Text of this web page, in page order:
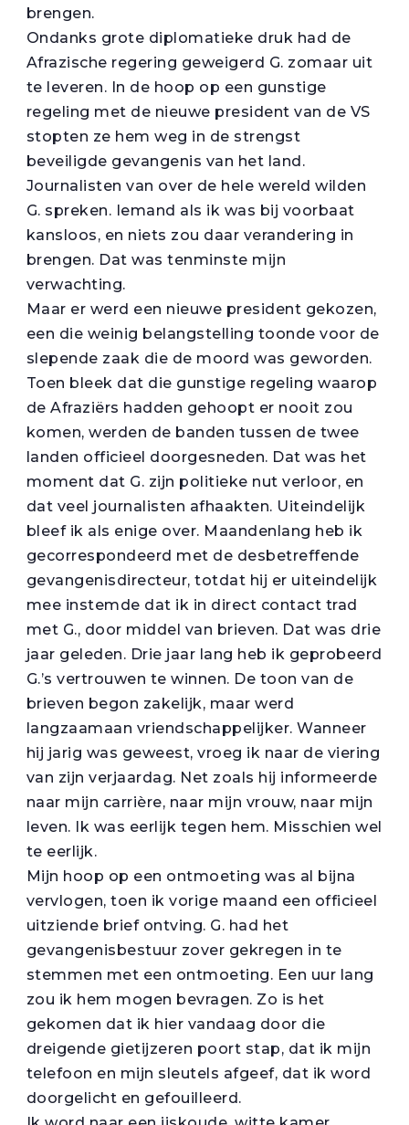
brengen.
Ondanks grote diplomatieke druk had de
Afrazische regering geweigerd G. zomaar uit
te leveren. In de hoop op een gunstige
regeling met de nieuwe president van de VS
stopten ze hem weg in de strengst
beveiligde gevangenis van het land.
Journalisten van over de hele wereld wilden
G. spreken. Iemand als ik was bij voorbaat
kansloos, en niets zou daar verandering in
brengen. Dat was tenminste mijn
verwachting.
Maar er werd een nieuwe president gekozen,
een die weinig belangstelling toonde voor de
slepende zaak die de moord was geworden.
Toen bleek dat die gunstige regeling waarop
de Afraziërs hadden gehoopt er nooit zou
komen, werden de banden tussen de twee
landen officieel doorgesneden. Dat was het
moment dat G. zijn politieke nut verloor, en
dat veel journalisten afhaakten. Uiteindelijk
bleef ik als enige over. Maandenlang heb ik
gecorrespondeerd met de desbetreffende
gevangenisdirecteur, totdat hij er uiteindelijk
mee instemde dat ik in direct contact trad
met G., door middel van brieven. Dat was drie
jaar geleden. Drie jaar lang heb ik geprobeerd
G.’s vertrouwen te winnen. De toon van de
brieven begon zakelijk, maar werd
langzaamaan vriendschappelijker. Wanneer
hij jarig was geweest, vroeg ik naar de viering
van zijn verjaardag. Net zoals hij informeerde
naar mijn carrière, naar mijn vrouw, naar mijn
leven. Ik was eerlijk tegen hem. Misschien wel
te eerlijk.
Mijn hoop op een ontmoeting was al bijna
vervlogen, toen ik vorige maand een officieel
uitziende brief ontving. G. had het
gevangenisbestuur zover gekregen in te
stemmen met een ontmoeting. Een uur lang
zou ik hem mogen bevragen. Zo is het
gekomen dat ik hier vandaag door die
dreigende gietijzeren poort stap, dat ik mijn
telefoon en mijn sleutels afgeef, dat ik word
doorgelicht en gefouilleerd.